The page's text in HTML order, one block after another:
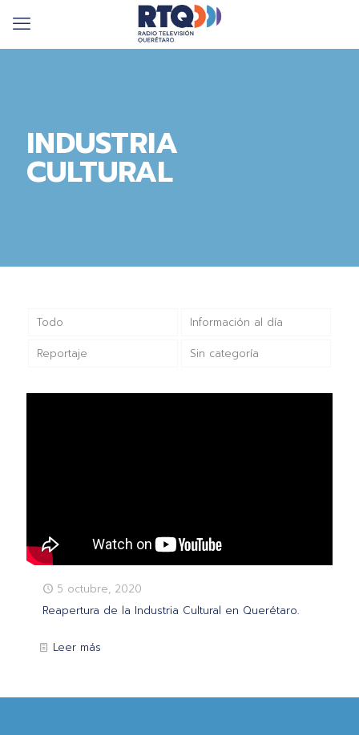
INDUSTRIA
CULTURAL
Todo Información al día
Reportaje Sin categoría
5 octubre, 2020
Reapertura de la Industria Cultural en Querétaro.
Leer más